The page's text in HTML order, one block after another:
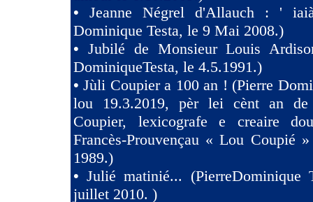
• Jeanne Négrel d'Allauch : '
Dominique Testa, le 9 Mai 2008.)
• Jubilé de Monsieur Louis
DominiqueTesta, le 4.5.1991.)
•Jùli Coupier a 100 an ! (Pierre
lou 19.3.2019, pèr lei cènt an de
Coupier, lexicografe e creaire
Francès-Prouvençau « Lou Coupié
1989.)
•Julié matinié... (PierreDominique
juillet 2010. )